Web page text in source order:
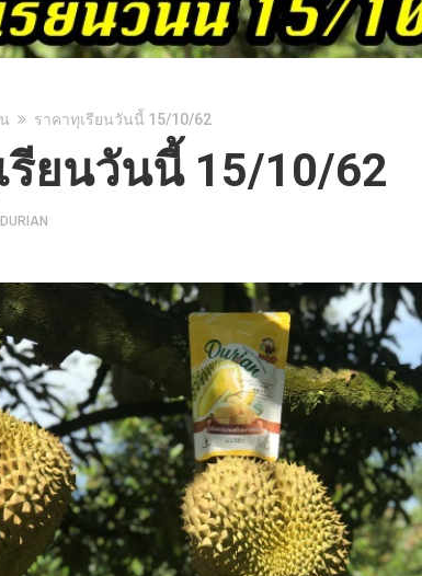
ราคาทุเรียนวันนี้ 15/10/62
รียนวันนี้ 15/10/62